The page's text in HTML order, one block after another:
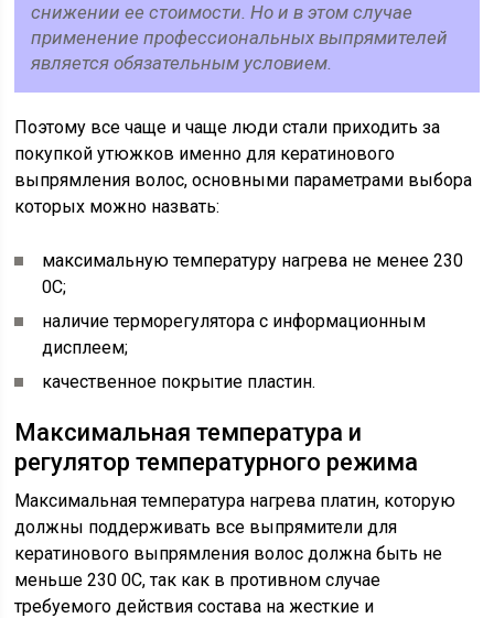
снижении ее стоимости. Но и в этом случае
применение профессиональных выпрямителей
является обязательным условием.
Поэтому все чаще и чаще люди стали приходить за
покупкой утюжков именно для кератинового
выпрямления волос, основными параметрами выбора
которых можно назвать:
максимальную температуру нагрева не менее 230
0С;
наличие терморегулятора с информационным
дисплеем;
качественное покрытие пластин.
Максимальная температура и
регулятор температурного режима
Максимальная температура нагрева платин, которую
должны поддерживать все выпрямители для
кератинового выпрямления волос должна быть не
меньше 230 0С, так как в противном случае
требуемого действия состава на жесткие и